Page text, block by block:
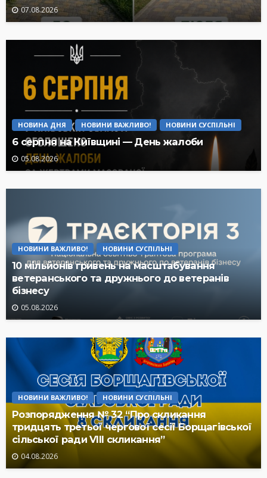
07.08.2026
НОВИНА ДНЯ НОВИНИ ВАЖЛИВО! НОВИНИ СУСПІЛЬНІ
6 серпня на Київщині — День жалоби
05.08.2026
НОВИНИ ВАЖЛИВО! НОВИНИ СУСПІЛЬНІ
10 мільйонів гривень на масштабування
ветеранського та дружнього до ветеранів
бізнесу
05.08.2026
НОВИНИ ВАЖЛИВО! НОВИНИ СУСПІЛЬНІ
Розпорядження № 32 “Про скликання
тридцять третьої чергової сесії Борщагівської
сільської ради VIII скликання”
04.08.2026